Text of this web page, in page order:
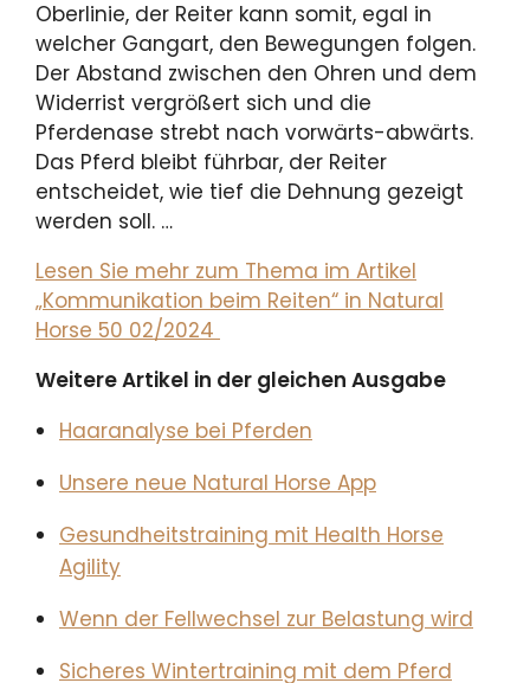
Oberlinie, der Reiter kann somit, egal in
welcher Gangart, den Bewegungen folgen.
Der Abstand zwischen den Ohren und dem
Widerrist vergrößert sich und die
Pferdenase strebt nach vorwärts-abwärts.
Das Pferd bleibt führbar, der Reiter
entscheidet, wie tief die Dehnung gezeigt
werden soll. …
Lesen Sie mehr zum Thema im Artikel
„Kommunikation beim Reiten“ in Natural
Horse 50 02/2024
Weitere Artikel in der gleichen Ausgabe
Haaranalyse bei Pferden
Unsere neue Natural Horse App
Gesundheitstraining mit Health Horse
Agility
Wenn der Fellwechsel zur Belastung wird
Sicheres Wintertraining mit dem Pferd